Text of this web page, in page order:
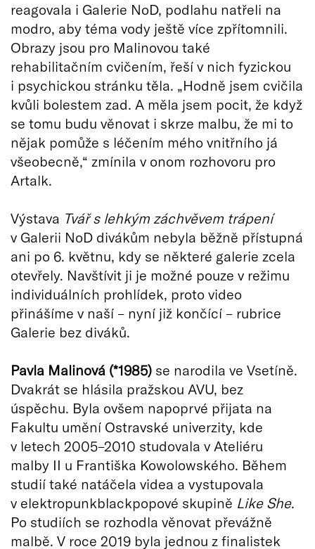
reagovala i Galerie NoD, podlahu natřeli na
modro, aby téma vody ještě více zpřítomnili.
Obrazy jsou pro Malinovou také
rehabilitačním cvičením, řeší v nich fyzickou
i psychickou stránku těla. „Hodně jsem cvičila
kvůli bolestem zad. A měla jsem pocit, že když
se tomu budu věnovat i skrze malbu, že mi to
nějak pomůže s léčením mého vnitřního já
všeobecně,“ zmínila v onom rozhovoru pro
Artalk.
Výstava Tvář s lehkým záchvěvem trápení
v Galerii NoD divákům nebyla běžně přístupná
ani po 6. květnu, kdy se některé galerie zcela
otevřely. Navštívit ji je možné pouze v režimu
individuálních prohlídek, proto video
přinášíme v naší – nyní již končící – rubrice
Galerie bez diváků.
Pavla Malinová (*1985) se narodila ve Vsetíně.
Dvakrát se hlásila pražskou AVU, bez
úspěchu. Byla ovšem napoprvé přijata na
Fakultu umění Ostravské univerzity, kde
v letech 2005–2010 studovala v Ateliéru
malby II u Františka Kowolowského. Během
studií také natáčela videa a vystupovala
v elektropunkblackpopové skupině Like She.
Po studiích se rozhodla věnovat převážně
malbě. V roce 2019 byla jednou z finalistek